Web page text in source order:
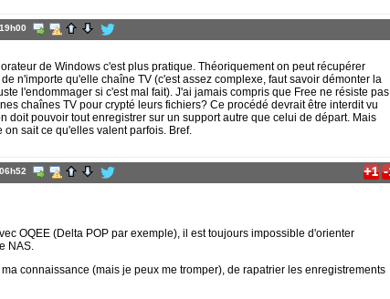
de Windows c'est plus pratique. Théoriquement on peut récupérer
n'importe qu'elle chaîne TV (c'est assez complexe, faut savoir démonter la
l'endommager si c'est mal fait). J'ai jamais compris que Free ne résiste pas
chaînes TV pour crypté leurs fichiers? Ce procédé devrait être interdit vu
doit pouvoir tout enregistrer sur un support autre que celui de départ. Mais
on sait ce qu'elles valent parfois. Bref.
OQEE (Delta POP par exemple), il est toujours impossible d'orienter
NAS.
ma connaissance (mais je peux me tromper), de rapatrier les enregistrements